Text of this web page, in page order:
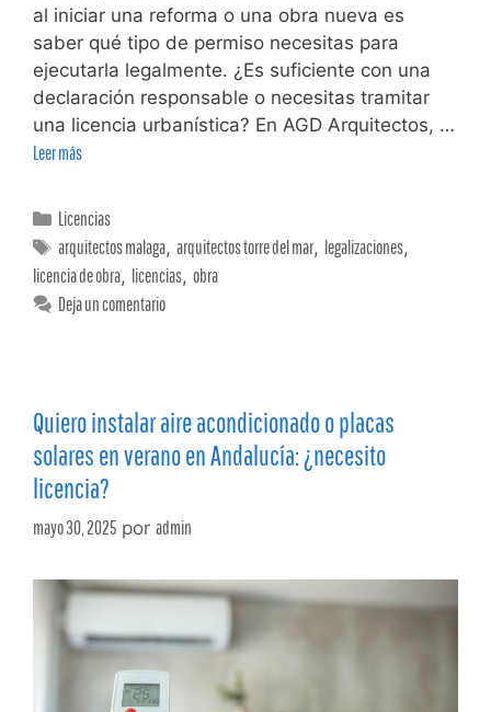
al iniciar una reforma o una obra nueva es
saber qué tipo de permiso necesitas para
ejecutarla legalmente. ¿Es suficiente con una
declaración responsable o necesitas tramitar
una licencia urbanística? En AGD Arquitectos, …
Leer más
Licencias
arquitectos malaga,arquitectos torre del mar, legalizaciones,
licencia de obra, licencias, obra
Deja un comentario
Quiero instalar aire acondicionado o placas
solares en verano en Andalucía: ¿necesito
licencia?
mayo 30, 2025 por admin